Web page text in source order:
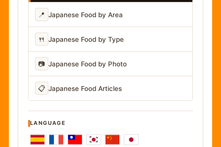
📍 Japanese Food by Area
🍴 Japanese Food by Type
📷 Japanese Food by Photo
📋 Japanese Food Articles
LANGUAGE